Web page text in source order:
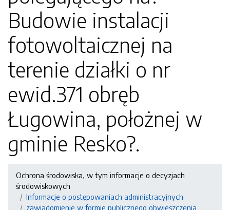
Budowie instalacji
fotowoltaicznej na
terenie działki o nr
ewid.371 obręb
Ługowina, położnej w
gminie Resko?.
Ochrona środowiska, w tym informacje o decyzjach
środowiskowych
Informacje o postępowaniach administracyjnych
zawiadomienie w formie publicznego obwieszczenia